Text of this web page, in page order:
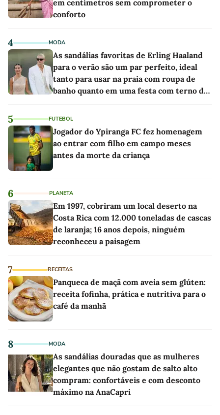
em centímetros sem comprometer o
conforto
4 MODA
As sandálias favoritas de Erling Haaland
para o verão são um par perfeito, ideal
tanto para usar na praia com roupa de
banho quanto em uma festa com terno de
5 FUTEBOL
Jogador do Ypiranga FC fez homenagem
ao entrar com filho em campo meses
antes da morte da criança
6 PLANETA
Em 1997, cobriram um local deserto na
Costa Rica com 12.000 toneladas de cascas
de laranja; 16 anos depois, ninguém
reconheceu a paisagem
7 RECEITAS
Panqueca de maçã com aveia sem glúten:
receita fofinha, prática e nutritiva para o
café da manhã
8 MODA
As sandálias douradas que as mulheres
elegantes que não gostam de salto alto
compram: confortáveis e com desconto
máximo na AnaCapri